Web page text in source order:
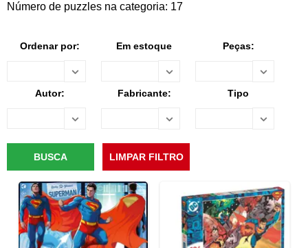
Número de puzzles na categoria: 17
Ordenar por: Em estoque Peças:
Autor: Fabricante: Tipo